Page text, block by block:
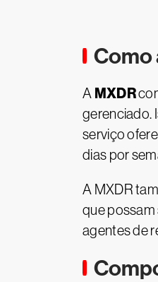
Como
A MXDR
gerenciado.
serviço
dias por
A MXDR
que possam
agentes de